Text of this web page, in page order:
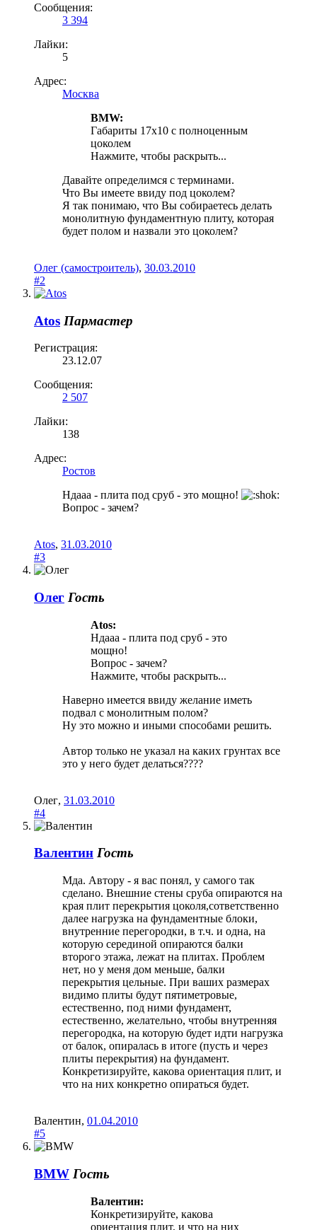
Сообщения:
3 394
Лайки:
5
Адрес:
Москва
BMW:
Габариты 17х10 с полноценным
цоколем
Нажмите, чтобы раскрыть...
Давайте определимся с терминами.
Что Вы имеете ввиду под цоколем?
Я так понимаю, что Вы собираетесь делать
монолитную фундаментную плиту, которая
будет полом и назвали это цоколем?
Олег (самостроитель), 30.03.2010
#2
Atos Пармастер
Регистрация:
23.12.07
Сообщения:
2 507
Лайки:
138
Адрес:
Ростов
Ндааа - плита под сруб - это мощно!
Вопрос - зачем?
Atos, 31.03.2010
#3
Олег Гость
Atos:
Ндааа - плита под сруб - это
мощно!
Вопрос - зачем?
Нажмите, чтобы раскрыть...
Наверно имеется ввиду желание иметь
подвал с монолитным полом?
Ну это можно и иными способами решить.
Автор только не указал на каких грунтах все
это у него будет делаться????
Олег, 31.03.2010
#4
Валентин Гость
Мда. Автору - я вас понял, у самого так
сделано. Внешние стены сруба опираются на
края плит перекрытия цоколя,сответственно
далее нагрузка на фундаментные блоки,
внутренние перегородки, в т.ч. и одна, на
которую серединой опираются балки
второго этажа, лежат на плитах. Проблем
нет, но у меня дом меньше, балки
перекрытия цельные. При ваших размерах
видимо плиты будут пятиметровые,
естественно, под ними фундамент,
естественно, желательно, чтобы внутренняя
перегородка, на которую будет идти нагрузка
от балок, опиралась в итоге (пусть и через
плиты перекрытия) на фундамент.
Конкретизируйте, какова ориентация плит, и
что на них конкретно опираться будет.
Валентин, 01.04.2010
#5
BMW Гость
Валентин:
Конкретизируйте, какова
ориентация плит, и что на них